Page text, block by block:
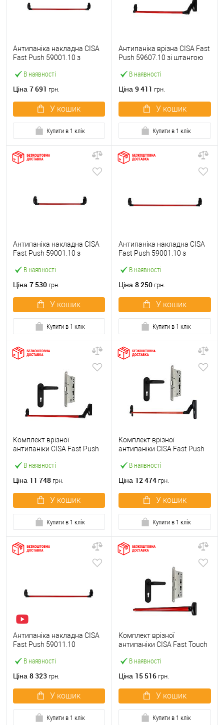
В наявності
Антипаніка накладна CISA
Fast Push 59001.10 з
мм червона
Ціна 7 691 грн.
У кошик
Купити в 1 клік
В наявності
Антипаніка врізна CISA Fast
Push 59607.10 зі штангою
Ціна 9 411 грн.
У кошик
Купити в 1 клік
В наявності
Антипаніка накладна CISA
Fast Push 59001.10 з
червона
Ціна 7 530 грн.
У кошик
Купити в 1 клік
В наявності
Антипаніка накладна CISA
Fast Push 59001.10 з
мм червона
Ціна 8 250 грн.
У кошик
Купити в 1 клік
В наявності
Комплект врізної
антипаніки CISA Fast Push
із замком та ручкою
Ціна 11 748 грн.
У кошик
Купити в 1 клік
В наявності
Комплект врізної
антипаніки CISA Fast Push
червоний із замком та
Ціна 12 474 грн.
У кошик
Купити в 1 клік
В наявності
Антипаніка накладна CISA
Fast Push 59011.10
штангою 1200 мм червона
Ціна 8 323 грн.
У кошик
Купити в 1 клік
В наявності
Комплект врізної
антипаніки CISA Fast Touch
із замком та ручкою
Ціна 15 516 грн.
У кошик
Купити в 1 клік